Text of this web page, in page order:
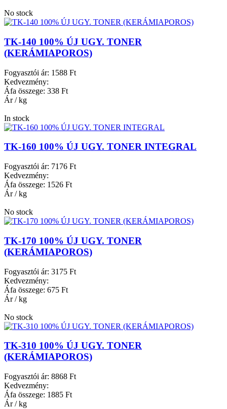
No stock
TK-140 100% ÚJ UGY. TONER
(KERÁMIAPOROS)
Fogyasztói ár: 1588 Ft
Kedvezmény:
Áfa összege: 338 Ft
Ár / kg
In stock
TK-160 100% ÚJ UGY. TONER INTEGRAL
Fogyasztói ár: 7176 Ft
Kedvezmény:
Áfa összege: 1526 Ft
Ár / kg
No stock
TK-170 100% ÚJ UGY. TONER
(KERÁMIAPOROS)
Fogyasztói ár: 3175 Ft
Kedvezmény:
Áfa összege: 675 Ft
Ár / kg
No stock
TK-310 100% ÚJ UGY. TONER
(KERÁMIAPOROS)
Fogyasztói ár: 8868 Ft
Kedvezmény:
Áfa összege: 1885 Ft
Ár / kg